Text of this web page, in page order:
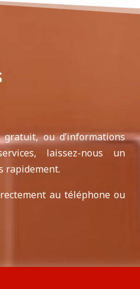
ou d’informations
laissez-nous un
rapidement.
au téléphone ou